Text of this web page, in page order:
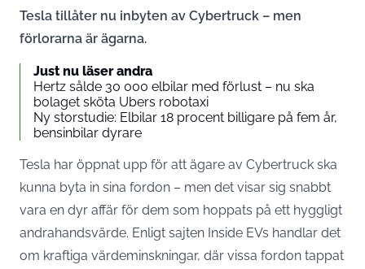
Tesla tillåter nu inbyten av Cybertruck – men
förlorarna är ägarna.
Just nu läser andra
Hertz sålde 30 000 elbilar med förlust – nu ska
bolaget sköta Ubers robotaxi
Ny storstudie: Elbilar 18 procent billigare på fem år,
bensinbilar dyrare
Tesla har öppnat upp för att ägare av Cybertruck ska
kunna byta in sina fordon – men det visar sig snabbt
vara en dyr affär för dem som hoppats på ett hyggligt
andrahandsvärde. Enligt sajten Inside EVs handlar det
om kraftiga värdeminskningar, där vissa fordon tappat